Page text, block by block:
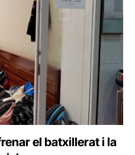
el batxillerat i la